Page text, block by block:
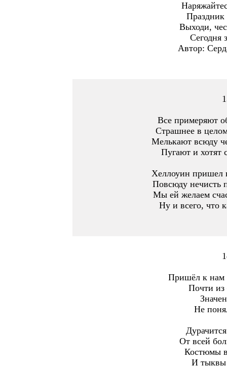
Праздник
Выходи,
Сегодня
Автор:
Все примеряют
Страшнее в
Мелькают всюду
Пугают и хотят
Хеллоуин пришел
Повсюду нечисть
Мы ей желаем
Ну и всего, что
Пришёл к нам
Почти из
Не
От всей
Костюмы
И